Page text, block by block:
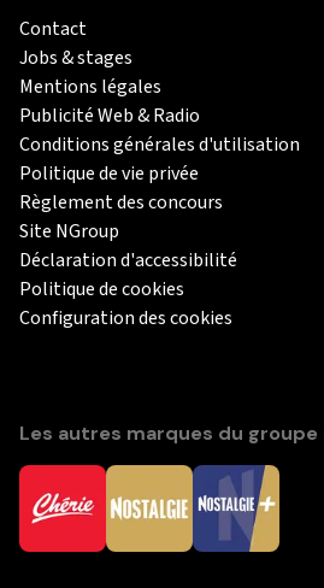
Contact
Jobs & stages
Mentions légales
Publicité Web & Radio
Conditions générales d'utilisation
Politique de vie privée
Règlement des concours
Site NGroup
Déclaration d'accessibilité
Politique de cookies
Configuration des cookies
Les autres marques du groupe